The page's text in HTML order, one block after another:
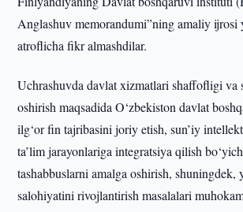
Anglashuv memorandumi”ning amaliy ijrosi
atroflicha fikr almashdilar.
Uchrashuvda davlat xizmatlari shaffofligi va
oshirish maqsadida O‘zbekiston davlat
ilg‘or fin tajribasini joriy etish, sun’iy
ta’lim jarayonlariga integratsiya qilish
tashabbuslarni amalga oshirish, shuningdek,
salohiyatini rivojlantirish masalalari